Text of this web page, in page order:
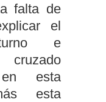
falta de
el
e
en esta
esta